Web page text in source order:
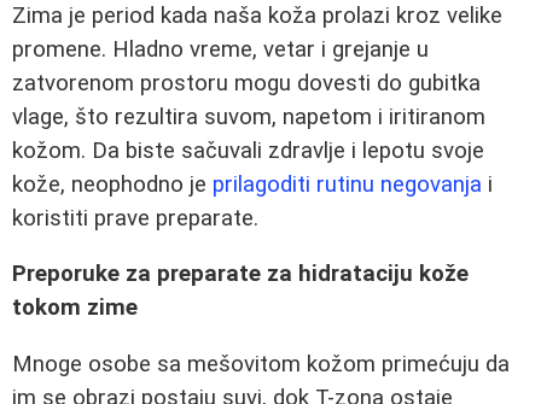
Zima je period kada naša koža prolazi kroz velike
promene. Hladno vreme, vetar i grejanje u
zatvorenom prostoru mogu dovesti do gubitka
vlage, što rezultira suvom, napetom i iritiranom
kožom. Da biste sačuvali zdravlje i lepotu svoje
kože, neophodno je prilagoditi rutinu negovanja i
koristiti prave preparate.
Preporuke za preparate za hidrataciju kože
tokom zime
Mnoge osobe sa mešovitom kožom primećuju da
im se obrazi postaju suvi, dok T-zona ostaje